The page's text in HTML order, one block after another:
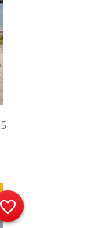
favorite_border